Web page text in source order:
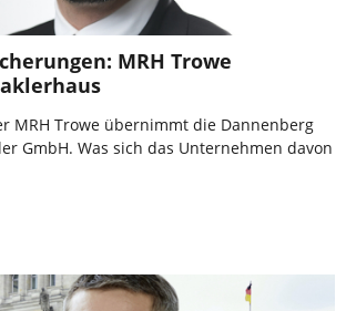
MRH Trowe
MRH Trowe übernimmt die Dannenberg
GmbH. Was sich das Unternehmen davon